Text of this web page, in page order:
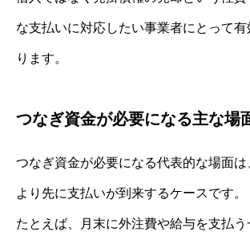
な支払いに対応したい事業者にとって
ります。
つなぎ資金が必要になる主な場
つなぎ資金が必要になる代表的な場面
より先に支払いが到来するケースです。
たとえば、月末に外注費や給与を支払